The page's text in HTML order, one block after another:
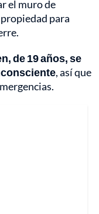
el muro de
para
de 19 años, se
, así que